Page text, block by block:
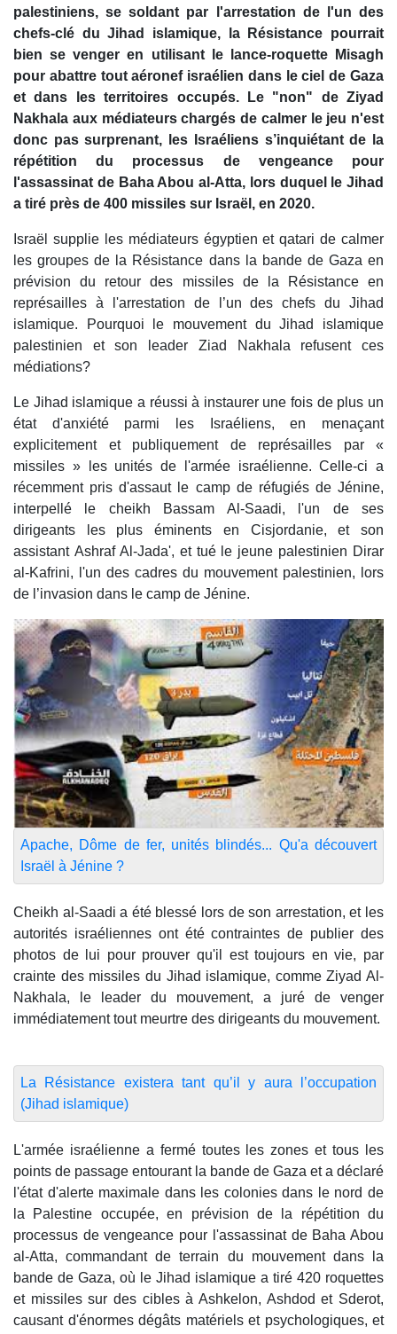
palestiniens, se soldant par l'arrestation de l'un des
chefs-clé du Jihad islamique, la Résistance pourrait
bien se venger en utilisant le lance-roquette Misagh
pour abattre tout aéronef israélien dans le ciel de Gaza
et dans les territoires occupés. Le "non" de Ziyad
Nakhala aux médiateurs chargés de calmer le jeu n'est
donc pas surprenant, les Israéliens s’inquiétant de la
répétition du processus de vengeance pour
l'assassinat de Baha Abou al-Atta, lors duquel le Jihad
a tiré près de 400 missiles sur Israël, en 2020.
Israël supplie les médiateurs égyptien et qatari de calmer
les groupes de la Résistance dans la bande de Gaza en
prévision du retour des missiles de la Résistance en
représailles à l'arrestation de l’un des chefs du Jihad
islamique. Pourquoi le mouvement du Jihad islamique
palestinien et son leader Ziad Nakhala refusent ces
médiations?
Le Jihad islamique a réussi à instaurer une fois de plus un
état d'anxiété parmi les Israéliens, en menaçant
explicitement et publiquement de représailles par «
missiles » les unités de l'armée israélienne. Celle-ci a
récemment pris d'assaut le camp de réfugiés de Jénine,
interpellé le cheikh Bassam Al-Saadi, l'un de ses
dirigeants les plus éminents en Cisjordanie, et son
assistant Ashraf Al-Jada', et tué le jeune palestinien Dirar
al-Kafrini, l'un des cadres du mouvement palestinien, lors
de l’invasion dans le camp de Jénine.
Apache, Dôme de fer, unités blindés... Qu'a découvert
Israël à Jénine ?
Cheikh al-Saadi a été blessé lors de son arrestation, et les
autorités israéliennes ont été contraintes de publier des
photos de lui pour prouver qu'il est toujours en vie, par
crainte des missiles du Jihad islamique, comme Ziyad Al-
Nakhala, le leader du mouvement, a juré de venger
immédiatement tout meurtre des dirigeants du mouvement.
La Résistance existera tant qu’il y aura l’occupation
(Jihad islamique)
L'armée israélienne a fermé toutes les zones et tous les
points de passage entourant la bande de Gaza et a déclaré
l'état d'alerte maximale dans les colonies dans le nord de
la Palestine occupée, en prévision de la répétition du
processus de vengeance pour l'assassinat de Baha Abou
al-Atta, commandant de terrain du mouvement dans la
bande de Gaza, où le Jihad islamique a tiré 420 roquettes
et missiles sur des cibles à Ashkelon, Ashdod et Sderot,
causant d'énormes dégâts matériels et psychologiques, et